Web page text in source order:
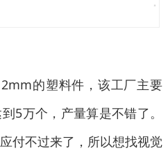
的塑料件，该工厂主要
5万个，产量算是不错了。
付不过来了，所以想找视觉